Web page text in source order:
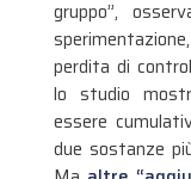
gruppo”,
perdita di
lo studio
essere
due sostanze